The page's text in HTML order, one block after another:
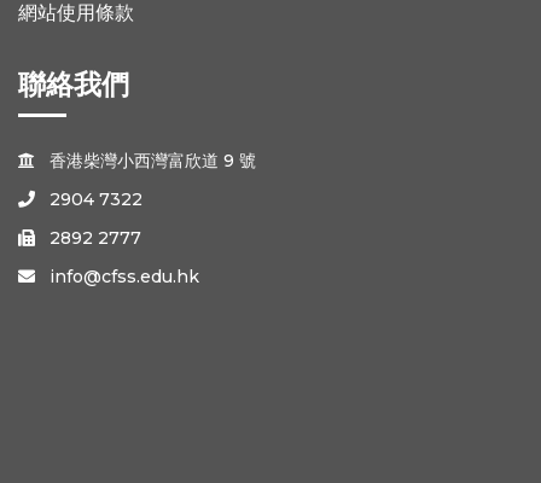
網站使用條款
聯絡我們
 香港柴灣小西灣富欣道 9 號
 2904 7322
 2892 2777
 info@cfss.edu.hk